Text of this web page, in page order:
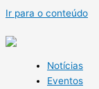
Ir para o conteúdo
Notícias
Eventos